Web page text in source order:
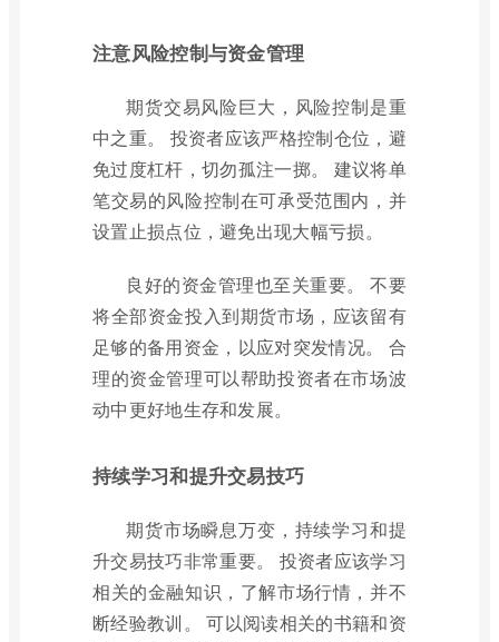
注意风险控制与资金管理
期货交易风险巨大，风险控制是重
中之重。 投资者应该严格控制仓位，避
免过度杠杆，切勿孤注一掷。 建议将单
笔交易的风险控制在可承受范围内，并
设置止损点位，避免出现大幅亏损。
良好的资金管理也至关重要。 不要
将全部资金投入到期货市场，应该留有
足够的备用资金，以应对突发情况。 合
理的资金管理可以帮助投资者在市场波
动中更好地生存和发展。
持续学习和提升交易技巧
期货市场瞬息万变，持续学习和提
升交易技巧非常重要。 投资者应该学习
相关的金融知识，了解市场行情，并不
断经验教训。 可以阅读相关的书籍和资